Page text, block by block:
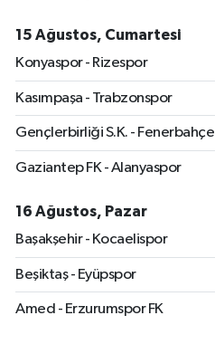
15 Ağustos, Cumartesi
Konyaspor - Rizespor
Kasımpaşa - Trabzonspor
Gençlerbirliği S.K. - Fenerbahçe
Gaziantep FK - Alanyaspor
16 Ağustos, Pazar
Başakşehir - Kocaelispor
Beşiktaş - Eyüpspor
Amed - Erzurumspor FK